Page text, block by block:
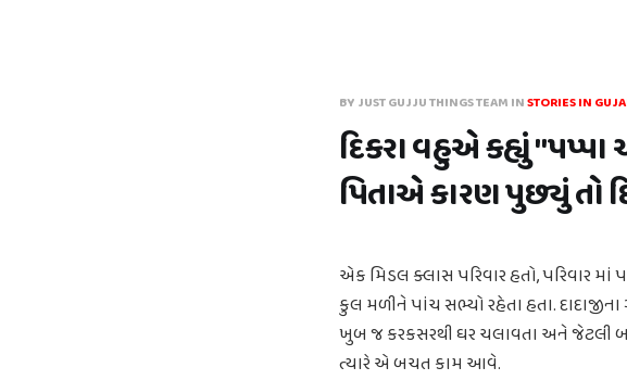
BY JUST GUJJU THINGS TEAM INSTORIES IN
દિકરા વહુએ કહ્યું "પપ્પા
પિતાએ કારણ પુછ્યું તો
એક મિડલ ક્લાસ પરિવાર હતો, પરિવાર માં
કુલ મળીને પાંચ સભ્યો રહેતા હતા.
ખુબ જ કરકસરથી ઘર ચલાવતા અને જેટલી
ત્યારે એ બચત કામ આવે.